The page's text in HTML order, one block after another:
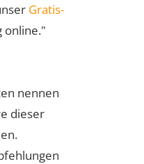
Gratis-
online."
nennen
dieser